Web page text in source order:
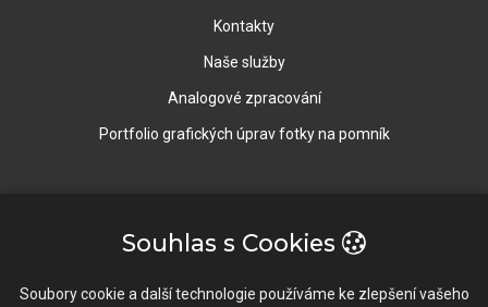
Kontakty
Naše služby
Analogové zpracování
Portfolio grafických úprav fotky na pomník
Souhlas s Cookies
Soubory cookie a další technologie používáme ke zlepšení vašeho